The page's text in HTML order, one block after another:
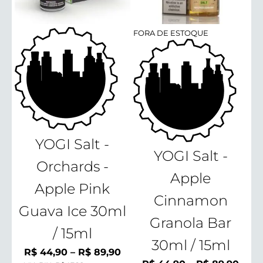
YOGI Salt -
Orchards -
Apple Pink
Guava Ice 30ml
/ 15ml
R$44,90 – R$89,90Faixa
FORA DE ESTOQUE
YOGI Salt -
Apple
Cinnamon
Granola Bar
30ml / 15ml